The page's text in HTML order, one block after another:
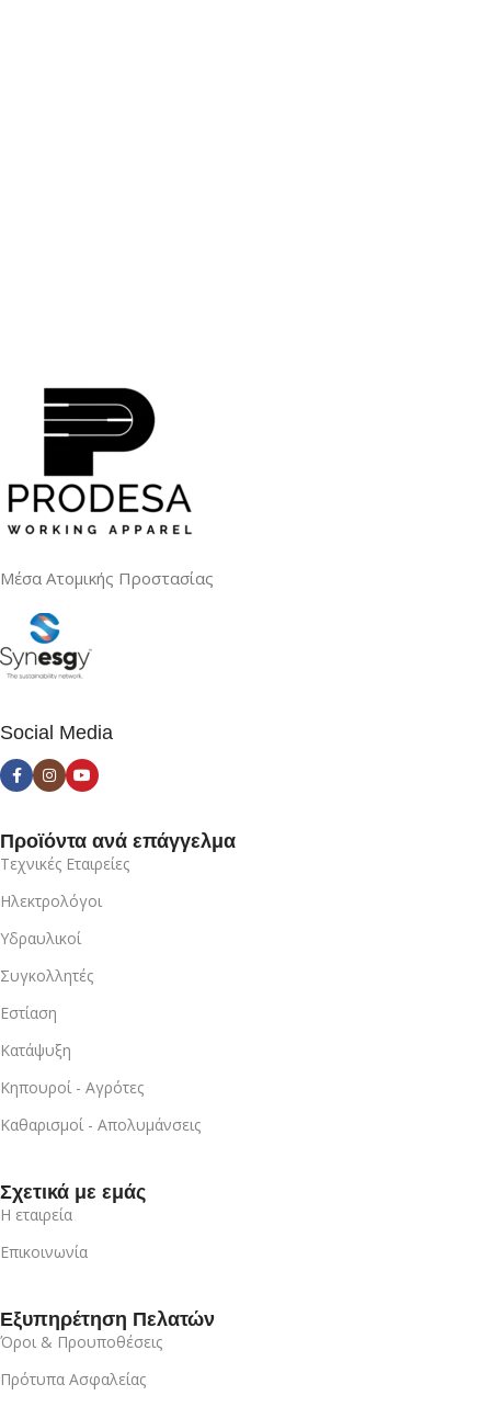
Μέσα Ατομικής Προστασίας
Social Media
Προϊόντα ανά επάγγελμα
Τεχνικές Εταιρείες
Ηλεκτρολόγοι
Υδραυλικοί
Συγκολλητές
Εστίαση
Κατάψυξη
Κηπουροί - Αγρότες
Καθαρισμοί - Απολυμάνσεις
Σχετικά με εμάς
Η εταιρεία
Επικοινωνία
Εξυπηρέτηση Πελατών
Όροι & Προυποθέσεις
Πρότυπα Ασφαλείας